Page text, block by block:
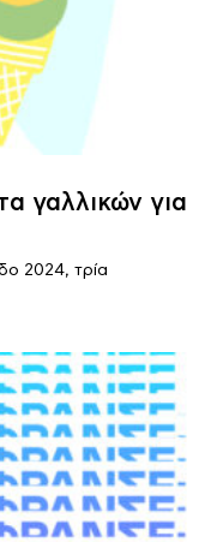
γαλλικών για
2024, τρία